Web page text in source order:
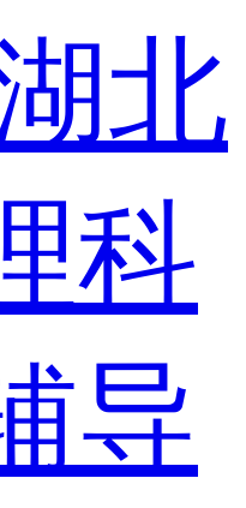
北
科
导